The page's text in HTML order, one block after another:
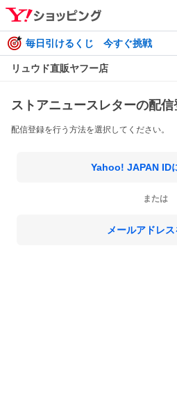
毎日引けるくじ 今すぐ挑戦
リュウド直販ヤフー店
ストアニュースレターの配信
配信登録を行う方法を選択してください。
Yahoo! JAPAN ID
または
メールアドレ